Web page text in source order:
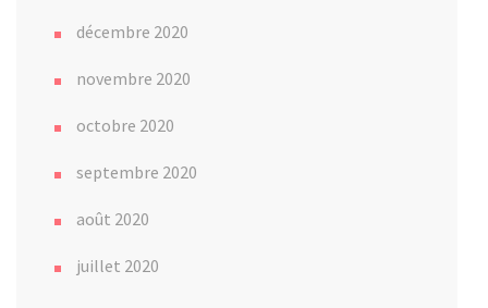
décembre 2020
novembre 2020
octobre 2020
septembre 2020
août 2020
juillet 2020